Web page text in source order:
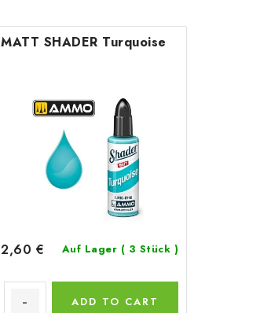
MATT SHADER Turquoise
2,60 € Auf Lager ( 3 Stück )
ADD TO CART